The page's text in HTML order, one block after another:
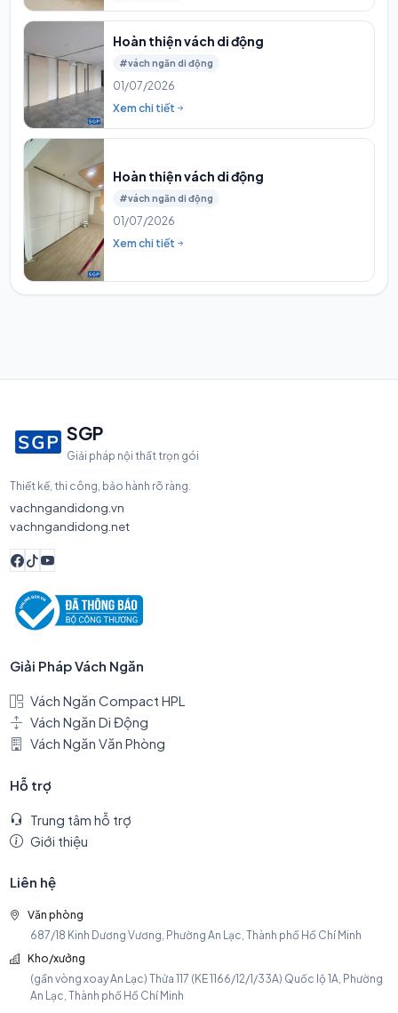
Hoàn thiện vách di động
#vách ngăn di động
01/07/2026
Xem chi tiết
Hoàn thiện vách di động
#vách ngăn di động
01/07/2026
Xem chi tiết
SGP
Giải pháp nội thất trọn gói
Thiết kế, thi công, bảo hành rõ ràng.
vachngandidong.vn
vachngandidong.net
Giải Pháp Vách Ngăn
Vách Ngăn Compact HPL
Vách Ngăn Di Động
Vách Ngăn Văn Phòng
Hỗ trợ
Trung tâm hỗ trợ
Giới thiệu
Liên hệ
Văn phòng
687/18 Kinh Dương Vương, Phường An Lạc, Thành phố Hồ Chí Minh
Kho/xưởng
(gần vòng xoay An Lạc) Thửa 117 (KE 1166/12/1/33A) Quốc lộ 1A, Phường
An Lạc, Thành phố Hồ Chí Minh